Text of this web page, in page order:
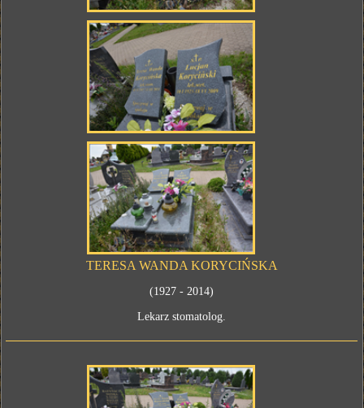
TERESA WANDA KORYCIŃSKA
(1927 - 2014)
Lekarz stomatolog.